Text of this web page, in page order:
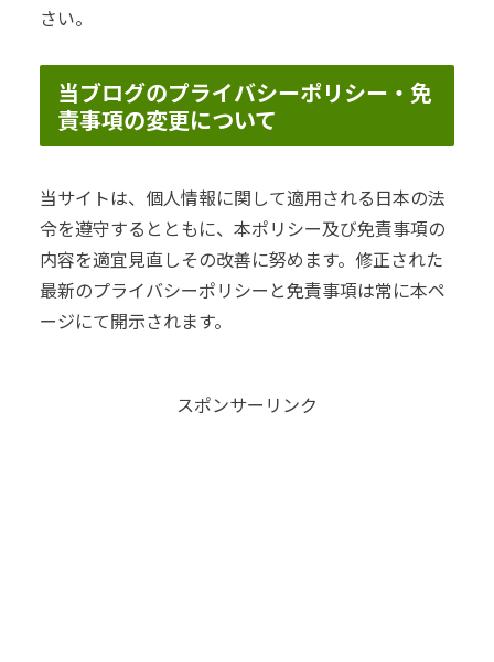
さい。
当ブログのプライバシーポリシー・免
責事項の変更について
当サイトは、個人情報に関して適用される日本の法
令を遵守するとともに、本ポリシー及び免責事項の
内容を適宜見直しその改善に努めます。修正された
最新のプライバシーポリシーと免責事項は常に本ペ
ージにて開示されます。
スポンサーリンク